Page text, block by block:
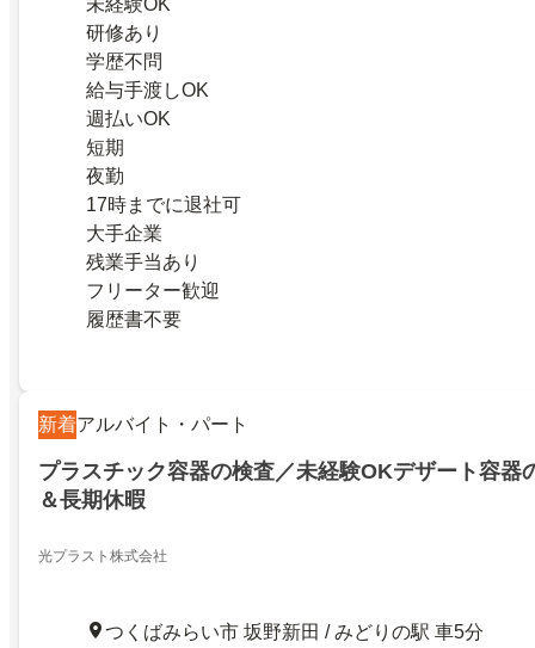
未経験OK
研修あり
学歴不問
給与手渡しOK
週払いOK
短期
夜勤
17時までに退社可
大手企業
残業手当あり
フリーター歓迎
履歴書不要
新着アルバイト・パート
プラスチック容器の検査／未経験OKデザート容器
＆長期休暇
光プラスト株式会社
つくばみらい市 坂野新田 / みどりの駅 車5分